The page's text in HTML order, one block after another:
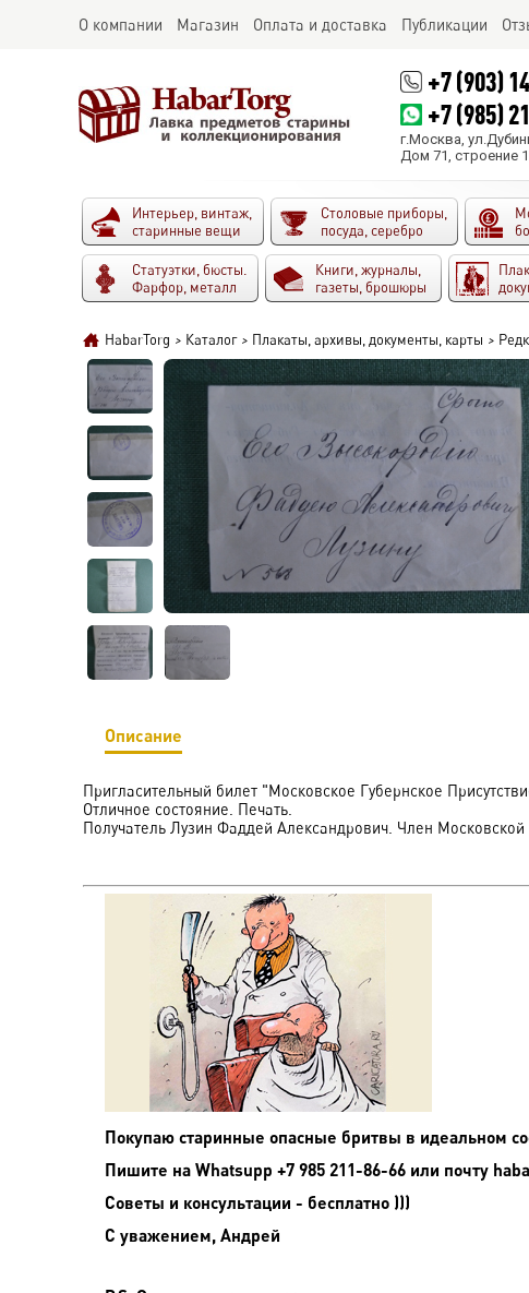
О компании Магазин Оплата и доставка Публикации
+7 (903)
+7 (985)
г.Москва,
Дом 71, строение
Интерьер, винтаж,
старинные вещи
Столовые приборы,
посуда, серебро
Статуэтки, бюсты.
Фарфор, металл
Книги, журналы,
газеты, брошюры
HabarTorg > Каталог > Плакаты, архивы, документы, карты >
Описание
Пригласительный билет "Московское Губернское
Отличное состояние. Печать.
Получатель Лузин Фаддей Александрович. Член
Покупаю старинные опасные бритвы в идеальном
Пишите на Whatsupp +7 985 211-86-66 или почту
Советы и консультации - бесплатно )))
С уважением, Андрей